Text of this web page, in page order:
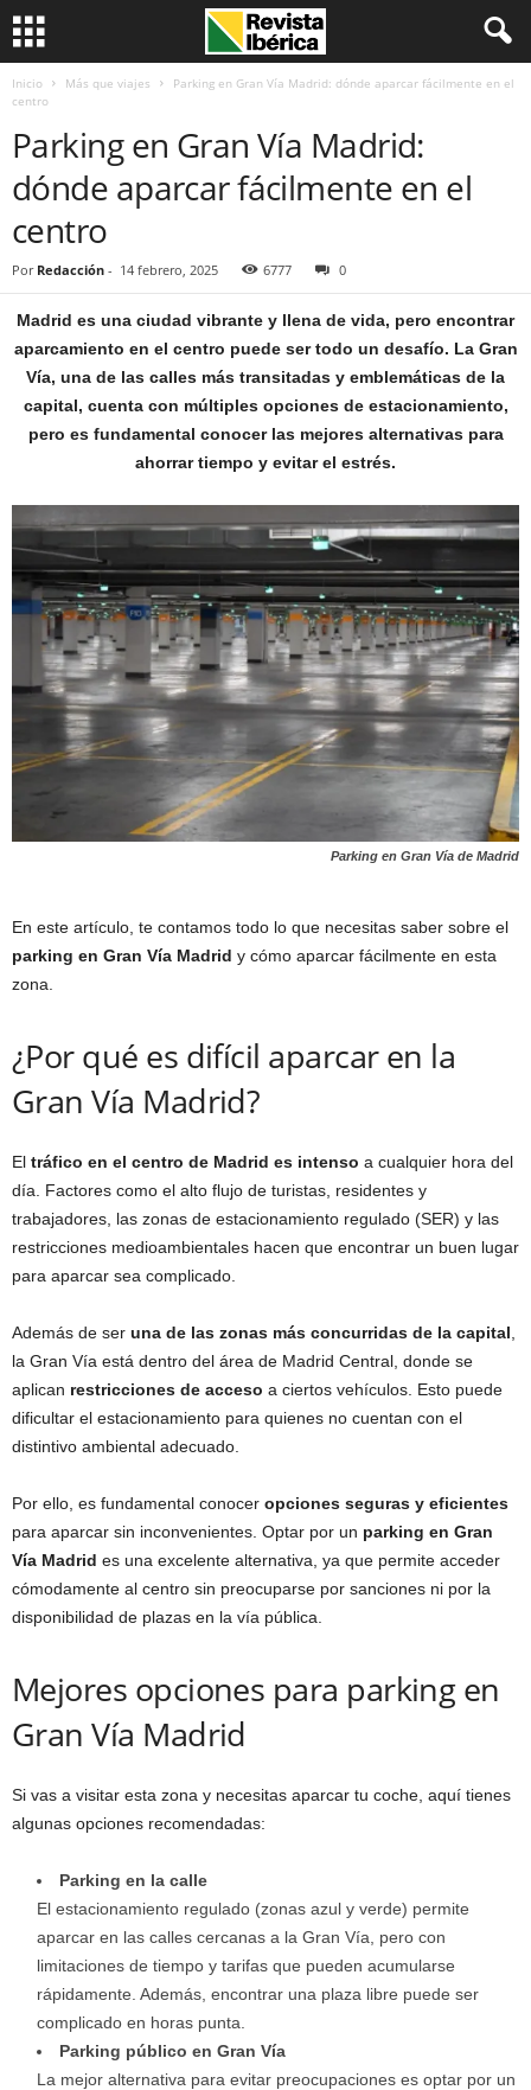
Inicio Más que viajes
Parking en Gran Vía Madrid: dónde aparcar fácilmente en el
centro
Parking en Gran Vía Madrid:
dónde aparcar fácilmente en el
centro
Por Redacción - 14 febrero, 2025 6777 0
Madrid es una ciudad vibrante y llena de vida, pero encontrar
aparcamiento en el centro puede ser todo un desafío. La Gran
Vía, una de las calles más transitadas y emblemáticas de la
capital, cuenta con múltiples opciones de estacionamiento,
pero es fundamental conocer las mejores alternativas para
ahorrar tiempo y evitar el estrés.
Parking en Gran Vía de Madrid
En este artículo, te contamos todo lo que necesitas saber sobre el
parking en Gran Vía Madrid y cómo aparcar fácilmente en esta
zona.
¿Por qué es difícil aparcar en la
Gran Vía Madrid?
El tráfico en el centro de Madrid es intenso a cualquier hora del
día. Factores como el alto flujo de turistas, residentes y
trabajadores, las zonas de estacionamiento regulado (SER) y las
restricciones medioambientales hacen que encontrar un buen lugar
para aparcar sea complicado.
Además de ser una de las zonas más concurridas de la capital
la Gran Vía está dentro del área de Madrid Central, donde se
aplican restricciones de acceso a ciertos vehículos. Esto puede
dificultar el estacionamiento para quienes no cuentan con el
distintivo ambiental adecuado.
Por ello, es fundamental conocer opciones seguras y eficientes
para aparcar sin inconvenientes. Optar por un parking en Gran
Vía Madrid es una excelente alternativa, ya que permite acceder
cómodamente al centro sin preocuparse por sanciones ni por la
disponibilidad de plazas en la vía pública.
Mejores opciones para parking en
Gran Vía Madrid
Si vas a visitar esta zona y necesitas aparcar tu coche, aquí tienes
algunas opciones recomendadas:
Parking en la calle
El estacionamiento regulado (zonas azul y verde) permite
aparcar en las calles cercanas a la Gran Vía, pero con
limitaciones de tiempo y tarifas que pueden acumularse
rápidamente. Además, encontrar una plaza libre puede ser
complicado en horas punta.
Parking público en Gran Vía
La mejor alternativa para evitar preocupaciones es optar por un